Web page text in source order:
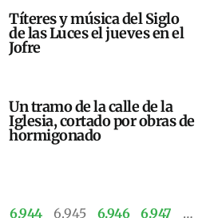
Títeres y música del Siglo
de las Luces el jueves en el
Jofre
Un tramo de la calle de la
Iglesia, cortado por obras de
hormigonado
6.944 6.945 6.946 6.947 …